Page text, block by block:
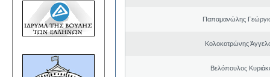
Παπαμανώλης
Κολοκοτρώνης
Βελόπουλος